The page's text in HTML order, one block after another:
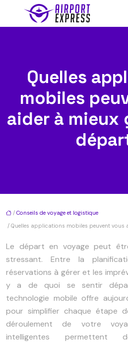
Quelles
mobiles
aider à mieux
/ Conseils de voyage et logistique
/ Quelles applications mobiles peuvent vous
Le départ en voyage peut
stressant. Entre la
réservations à gérer et les
y a de quoi se sentir
technologie mobile offre
pour simplifier chaque étape
déroulement de votre
intelligentes permettent